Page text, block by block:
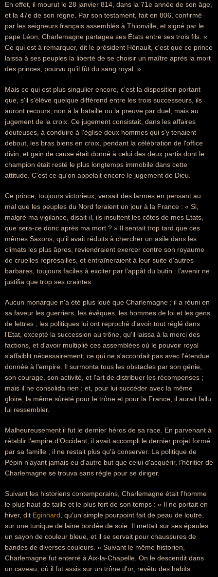
En effet, il mourut le 28 janvier 814, dans la 71e année de son âge,
et la 47e de son règne. Par son testament, fait en 806, confirmé
par les seigneurs français assemblés à Thionville, et signé par le
pape Léon, Charlemagne partagea ses États entre ses trois fils. «
Ce qui est à remarquer, dit le président Hénault, c'est que ce prince
laissa à ses peuples la liberté de se choisir un maître après la mort
des princes, pourvu qu'il fût du sang royal. »
Mais ce qui est plus singulier encore, c'est la disposition portant
que, s'il s'élève quelque différend entre les trois successeurs, ils
auront recours, non à la bataille ou la preuve par duel, mais au
jugement de la croix. Ce jugement consistait, dans les affaires
douteuses, à conduire à l'église deux hommes qui s'y tenaient
debout, les bras biens en croix, pendant la célébration de l'office
divin, et gain de cause était donné à celui des deux partis dont le
champion était resté le plus longtemps immobile dans cette
attitude. C'est ce qu'on appelait encore le jugement de Dieu.
Ce prince, toujours victorieux, versait des larmes en pensant au
mal que les peuples du Nord feraient un jour à la France : « Si,
malgré ma vigilance, disait-il, ils insultent les côtes de mes Etats,
que sera-ce donc après ma mort ? » Il sentait trop tard que ces
mêmes Saxons, qu'il avait réduits à chercher un asile dans les
climats les plus âpres, reviendraient exercer contre son royaume
de cruelles représailles, et entraîneraient à leur suite d'autres
barbares, toujours faciles à exciter par l'appât du butin : l'avenir ne
justifia que trop ses craintes.
Aucun monarque n'a été plus loué que Charlemagne ; il a réuni en
sa faveur les guerriers, les évêques, les hommes de loi et les gens
de lettres ; les politiques lui ont reproché d'avoir tout réglé dans
l'Etat, excepté la succession au trône, qu'il laissa à la merci des
factions, et d'avoir multiplié ces assemblées où le pouvoir royal
s'affaiblit nécessairement, ce qui ne s'accordait pas avec l'étendue
donnée à l'empire. Il surmonta tous les obstacles par son génie,
son courage, son activité, et l'art de distribuer les récompenses ;
mais il ne consolida rien ; et, pour lui succéder avec la même
gloire, la même sûreté pour le trône et pour la France, il aurait fallu
lui ressembler.
Malheureusement il fut le dernier héros de sa race. En parvenant à
rétablir l'empire d'Occident, il avait accompli le dernier projet formé
par sa famille ; il ne restait plus qu'à conserver. La politique de
Pépin n'ayant jamais eu d'autre but que celui d'acquérir, l'héritier de
Charlemagne se trouva sans règle pour se diriger.
Suivant les historiens contemporains, Charlemagne était l'homme
le plus haut de taille et le plus fort de son temps : « Il ne portait en
hiver, dit Eginhard , qu'un simple pourpoint fait de peau de loutre,
sur une tunique de laine bordée de soie. Il mettait sur ses épaules
un sayon de couleur bleue, et il se servait pour chaussures de
bandes de diverses couleurs. » Suivant le même historien,
Charlemagne fut enterré à Aix-la-Chapelle. On le descendit dans
un caveau, où il fut assis sur un trône d'or, revêtu des habits